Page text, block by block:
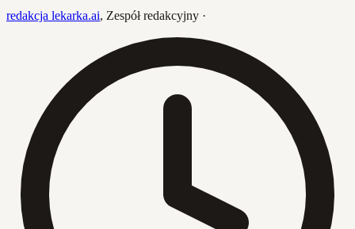
redakcja lekarka.ai, Zespół redakcyjny ·